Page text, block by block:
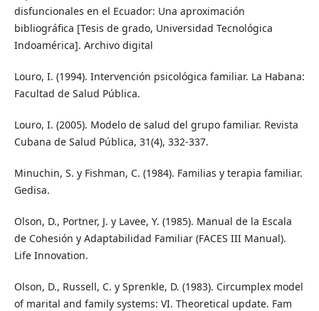
disfuncionales en el Ecuador: Una aproximación
bibliográfica [Tesis de grado, Universidad Tecnológica
Indoamérica]. Archivo digital
Louro, I. (1994). Intervención psicológica familiar. La Habana:
Facultad de Salud Pública.
Louro, I. (2005). Modelo de salud del grupo familiar. Revista
Cubana de Salud Pública, 31(4), 332-337.
Minuchin, S. y Fishman, C. (1984). Familias y terapia familiar.
Gedisa.
Olson, D., Portner, J. y Lavee, Y. (1985). Manual de la Escala
de Cohesión y Adaptabilidad Familiar (FACES III Manual).
Life Innovation.
Olson, D., Russell, C. y Sprenkle, D. (1983). Circumplex model
of marital and family systems: VI. Theoretical update. Fam